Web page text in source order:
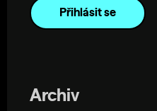
Archiv